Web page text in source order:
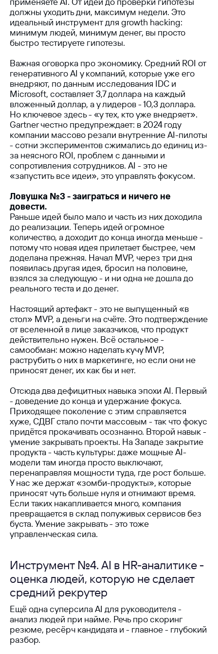
должны уходить дни, максимум недели. Это
идеальный инструмент для growth hacking:
минимум людей, минимум денег, вы просто
быстро тестируете гипотезы.
Важная оговорка про экономику. Средний ROI от
генеративного AI у компаний, которые уже его
внедряют, по данным исследования IDC и
Microsoft, составляет 3,7 доллара на каждый
вложенный доллар, а у лидеров - 10,3 доллара.
Но ключевое здесь - «у тех, кто уже внедряет».
Gartner честно предупреждает: в 2024 году
компании массово резали внутренние AI-пилоты
- сотни экспериментов сжимались до единиц из-
за неясного ROI, проблем с данными и
сопротивления сотрудников. AI - это не
«запустить все идеи», это управлять фокусом.
Ловушка №3 - заиграться и ничего не
довести.
Раньше идей было мало и часть из них доходила
до реализации. Теперь идей огромное
количество, а доходит до конца иногда меньше -
потому что новая идея прилетает быстрее, чем
доделана прежняя. Начал MVP, через три дня
появилась другая идея, бросил на половине,
взялся за следующую - и ни одна не дошла до
реального теста и до денег.
Настоящий артефакт - это не выпущенный «в
стол» MVP, а деньги на счёте. Это подтверждение
от вселенной в лице заказчиков, что продукт
действительно нужен. Всё остальное -
самообман: можно наделать кучу MVP,
раструбить о них в маркетинге, но если они не
приносят денег, их как бы и нет.
Отсюда два дефицитных навыка эпохи AI. Первый
- доведение до конца и удержание фокуса.
Приходящее поколение с этим справляется
хуже, СДВГ стало почти массовым - так что фокус
придётся прокачивать осознанно. Второй навык -
умение закрывать проекты. На Западе закрытие
продукта - часть культуры: даже мощные AI-
модели там иногда просто выключают,
перенаправляя мощности туда, где рост больше.
У нас же держат «зомби-продукты», которые
приносят чуть больше нуля и отнимают время.
Если таких накапливается много, компания
превращается в склад полуживых сервисов без
буста. Умение закрывать - это тоже
управленческая сила.
Инструмент №4. AI в HR-аналитике -
оценка людей, которую не сделает
средний рекрутер
Ещё одна суперсила AI для руководителя -
анализ людей при найме. Речь про скоринг
резюме, ресёрч кандидата и - главное - глубокий
разбор.